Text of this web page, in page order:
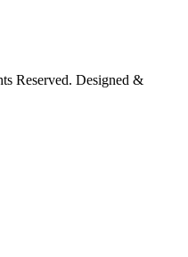
Reserved. Designed &